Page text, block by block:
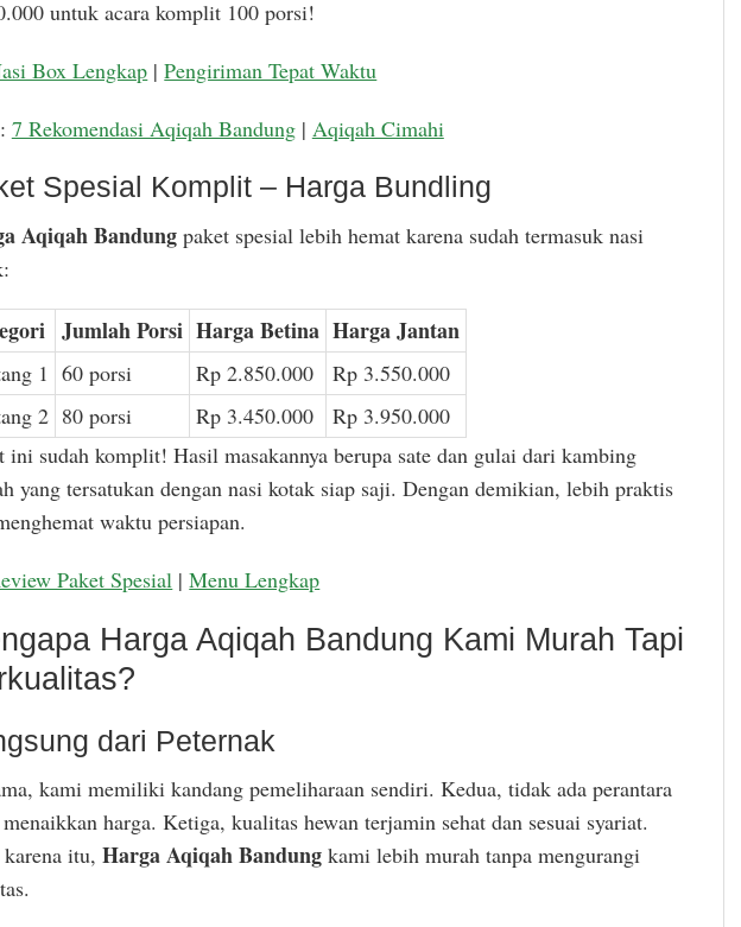
untuk acara komplit 100 porsi!
Box Lengkap |Pengiriman Tepat Waktu
7 Rekomendasi Aqiqah Bandung| Aqiqah Cimahi
Spesial Komplit – Harga Bundling
Aqiqah Bandungpaket spesial lebih hemat karena sudah termasuk nasi
Jumlah Porsi Harga Betina Harga Jantan
1 60 porsi Rp 2.850.000
Rp 3.550.000
2 80 porsi Rp 3.450.000
Rp 3.950.000
ini sudah komplit! Hasil masakannya berupa sate dan gulai dari kambing
yang tersatukan dengan nasi kotak siap saji. Dengan demikian, lebih praktis
waktu persiapan.
Paket Spesial |Menu Lengkap
Harga Aqiqah Bandung Kami Murah Tapi
dari Peternak
kami memiliki kandang pemeliharaan sendiri. Kedua, tidak ada perantara
harga. Ketiga, kualitas hewan terjamin sehat dan sesuai syariat.
itu, Harga Aqiqah Bandungkami lebih murah tanpa mengurangi